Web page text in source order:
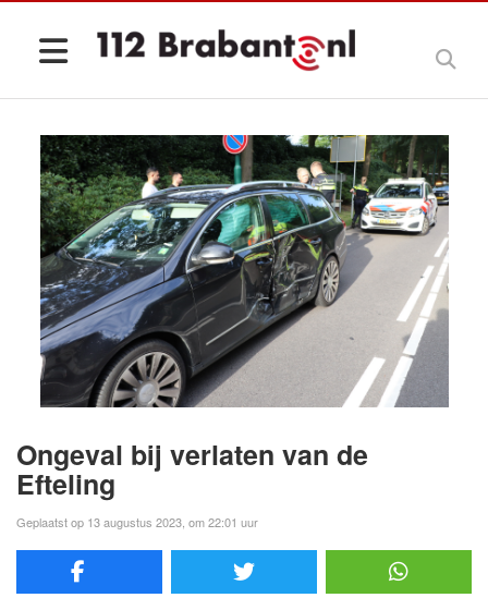
Ongeval bij verlaten van de
Efteling
Geplaatst op 13 augustus 2023, om 22:01 uur